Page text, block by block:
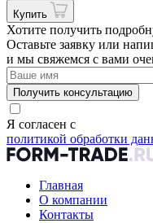
Купить
Хотите получить
Оставьте заявку или
и мы свяжемся с вами
Получить консультацию
Я согласен с
политикой обработки
Главная
О компании
Контакты